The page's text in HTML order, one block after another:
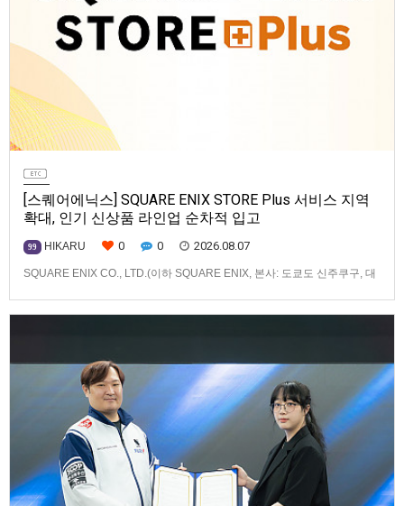
[스퀘어에닉스] SQUARE ENIX STORE Plus 서비스 지역
확대, 인기 신상품 라인업 순차적 입고
99 HIKARU 0 0 2026.08.07
SQUARE ENIX CO., LTD.(이하 SQUARE ENIX, 본사: 도쿄도 신주쿠구, 대